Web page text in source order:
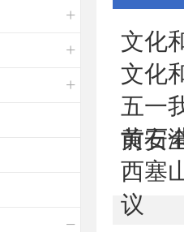
文化
文化
五一
前安
黄石
西塞
议